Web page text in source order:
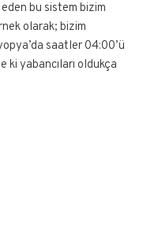
bu sistem bizim
olarak; bizim
saatler 04:00’ü
ki yabancıları oldukça